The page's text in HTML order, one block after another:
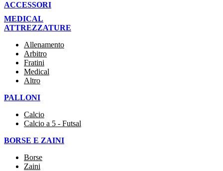
ACCESSORI
MEDICAL
ATTREZZATURE
Allenamento
Arbitro
Fratini
Medical
Altro
PALLONI
Calcio
Calcio a 5 - Futsal
BORSE E ZAINI
Borse
Zaini